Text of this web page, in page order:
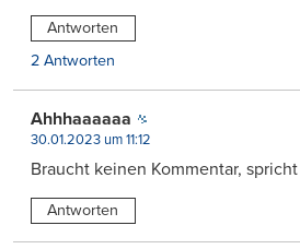
Antworten
2 Antworten
Ahhhaaaaaa
30.01.2023 um 11:12
Braucht keinen Kommentar,
Antworten